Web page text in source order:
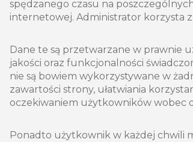
spędzanego czasu na
internetowej. Administrator korzysta
Dane te są przetwarzane w prawnie
jakości oraz funkcjonalności
nie są bowiem wykorzystywane w
zawartości strony, ułatwiania
oczekiwaniem użytkowników wobec
Ponadto użytkownik w każdej chwili